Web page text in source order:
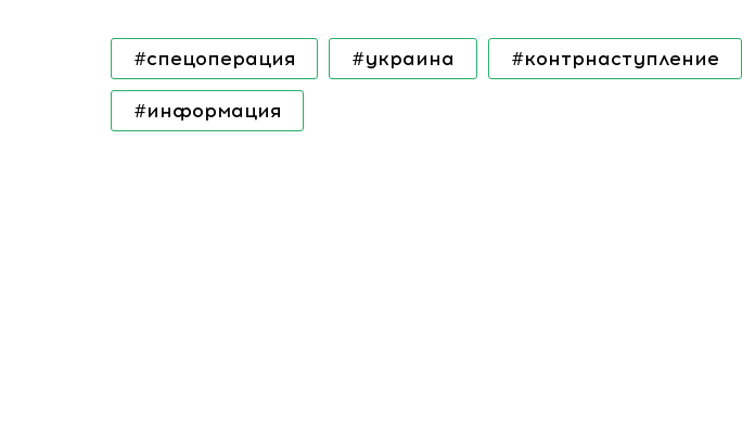
#спецоперация #украина #контрнаступление
#информация